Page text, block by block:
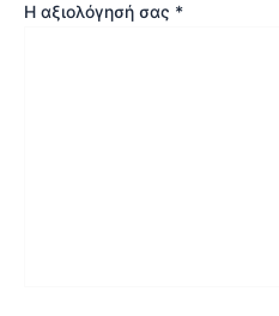
Η αξιολόγησή σας *